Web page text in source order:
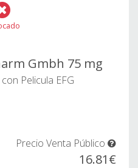
Gmbh 75 mg
Pelicula EFG
Precio Venta Público
16.81€